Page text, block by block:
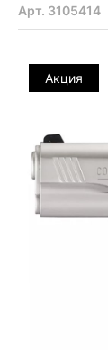
Арт. 3105414
Акция